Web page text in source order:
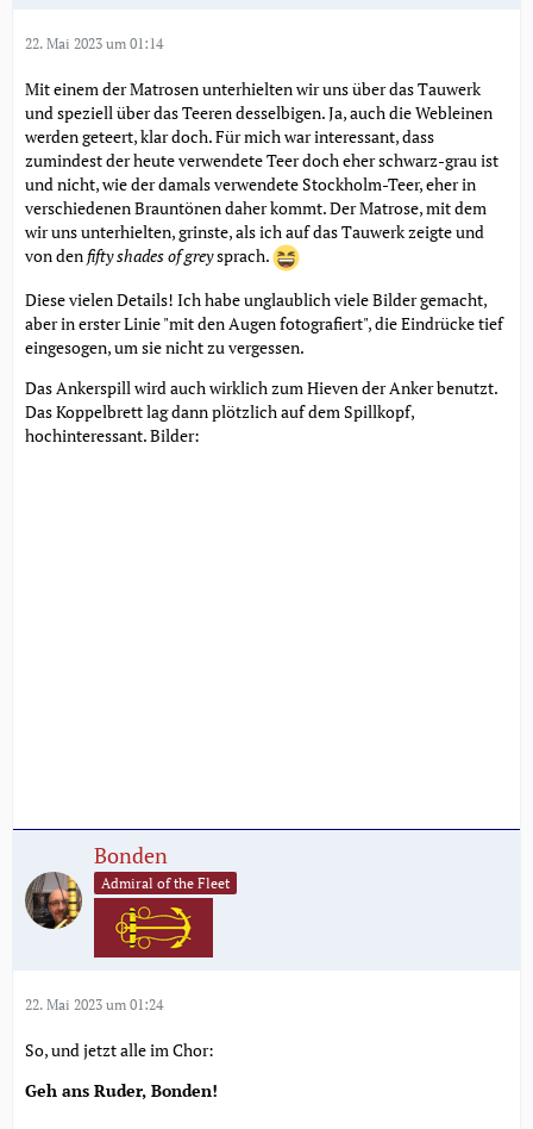
22. Mai 2023 um 01:14
Mit einem der Matrosen unterhielten wir uns über das Tauwerk
und speziell über das Teeren desselbigen. Ja, auch die Webleinen
werden geteert, klar doch. Für mich war interessant, dass
zumindest der heute verwendete Teer doch eher schwarz-grau ist
und nicht, wie der damals verwendete Stockholm-Teer, eher in
verschiedenen Brauntönen daher kommt. Der Matrose, mit dem
wir uns unterhielten, grinste, als ich auf das Tauwerk zeigte und
von denfifty shades of greysprach.
Diese vielen Details! Ich habe unglaublich viele Bilder gemacht,
aber in erster Linie "mit den Augen fotografiert", die Eindrücke tief
eingesogen, um sie nicht zu vergessen.
Das Ankerspill wird auch wirklich zum Hieven der Anker benutzt.
Das Koppelbrett lag dann plötzlich auf dem Spillkopf,
hochinteressant. Bilder:
Bonden
Admiral of the Fleet
22. Mai 2023 um 01:24
So, und jetzt alle im Chor:
Geh ans Ruder, Bonden!